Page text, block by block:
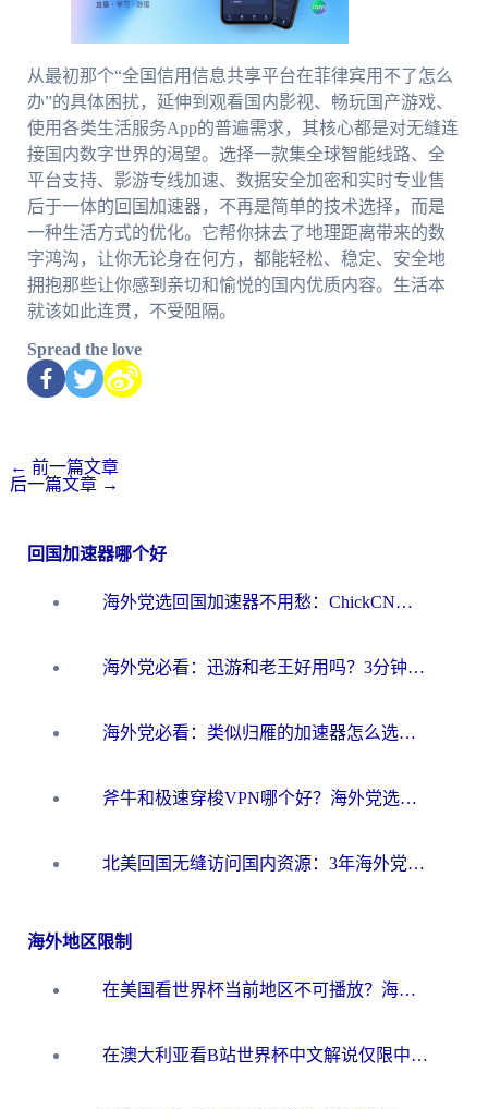
从最初那个“全国信用信息共享平台在菲律宾用不了怎么
办”的具体困扰，延伸到观看国内影视、畅玩国产游戏、
使用各类生活服务App的普遍需求，其核心都是对无缝连
接国内数字世界的渴望。选择一款集全球智能线路、全
平台支持、影游专线加速、数据安全加密和实时专业售
后于一体的回国加速器，不再是简单的技术选择，而是
一种生活方式的优化。它帮你抹去了地理距离带来的数
字鸿沟，让你无论身在何方，都能轻松、稳定、安全地
拥抱那些让你感到亲切和愉悦的国内优质内容。生活本
就该如此连贯，不受阻隔。
Spread the love
← 前一篇文章
后一篇文章 →
回国加速器哪个好
海外党选回国加速器不用愁：ChickCN和洞见哪个好？一篇搞定所有疑问
海外党必看：迅游和老王好用吗？3分钟选对加速国内网络的加速器
海外党必看：类似归雁的加速器怎么选？一篇搞定无缝访问国内资源
斧牛和极速穿梭VPN哪个好？海外党选回国加速器必看的真实对比与避坑指南
北美回国无缝访问国内资源：3年海外党亲测的加速器选择指南
海外地区限制
在美国看世界杯当前地区不可播放？海外党体育观赛终极指南来了！
在澳大利亚看B站世界杯中文解说仅限中国大陆？这篇指南帮你打破限制看遍赛事